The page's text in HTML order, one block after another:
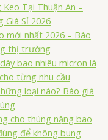
Tại Thuận An –
Giá Sỉ 2026
mới nhất 2026 – Báo
thị trường
bao nhiêu micron là
từng nhu cầu
loại nào? Báo giá
cho thùng nặng bao
để không bung